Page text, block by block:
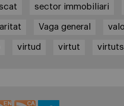
sector immobiliari
Vaga general
virtud virtut virtuts